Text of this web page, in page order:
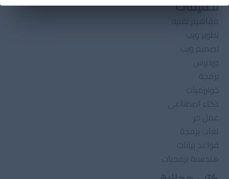
تصنيفات
مفاهيم تقنية
تطوير ويب
تصميم ويب
وردبرس
برمجة
خوارزميات
ذكاء اصطناعى
عمل حر
لغات برمجة
قواعد بيانات
هندسىة برمجيات